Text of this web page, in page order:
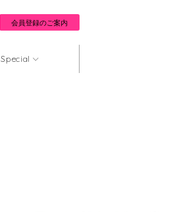
会員登録のご案内
Special